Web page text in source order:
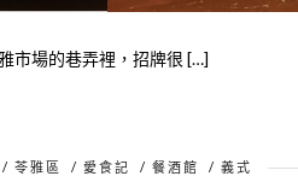
市場的巷弄裡，招牌很 […]
/苓雅區 /愛食記 /餐酒館 /義式